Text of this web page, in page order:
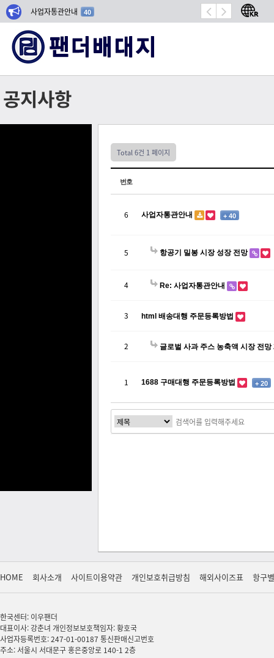
사업자통관안내 40 항공기 밀봉 시장 성
공지사항
Total 6건 1 페이지
번호
6 사업자통관안내 + 40
5 항공기 밀봉 시장 성장 전망
4 Re: 사업자통관안내
3 html 배송대행 주문등록방법
2 글로벌 사과 주스 농축액 시장 전
1 1688 구매대행 주문등록방법 + 20
HOME 회사소개 사이트이용약관 개인보호취급방침 해외사이즈표 항구
한국센터: 이우팬더
대표이사: 강춘녀 개인정보보호책임자: 황호국
사업자등록번호: 247-01-00187 통신판매신고번호
주소: 서울시 서대문구 홍은중앙로 140-1 2층